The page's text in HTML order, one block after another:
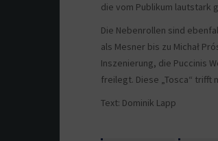
die vom Publikum lautstark
Die Nebenrollen sind
als Mesner bis zu Michał
Inszenierung, die Puccinis
freilegt. Diese „Tosca“ trifft
Text: Dominik Lapp